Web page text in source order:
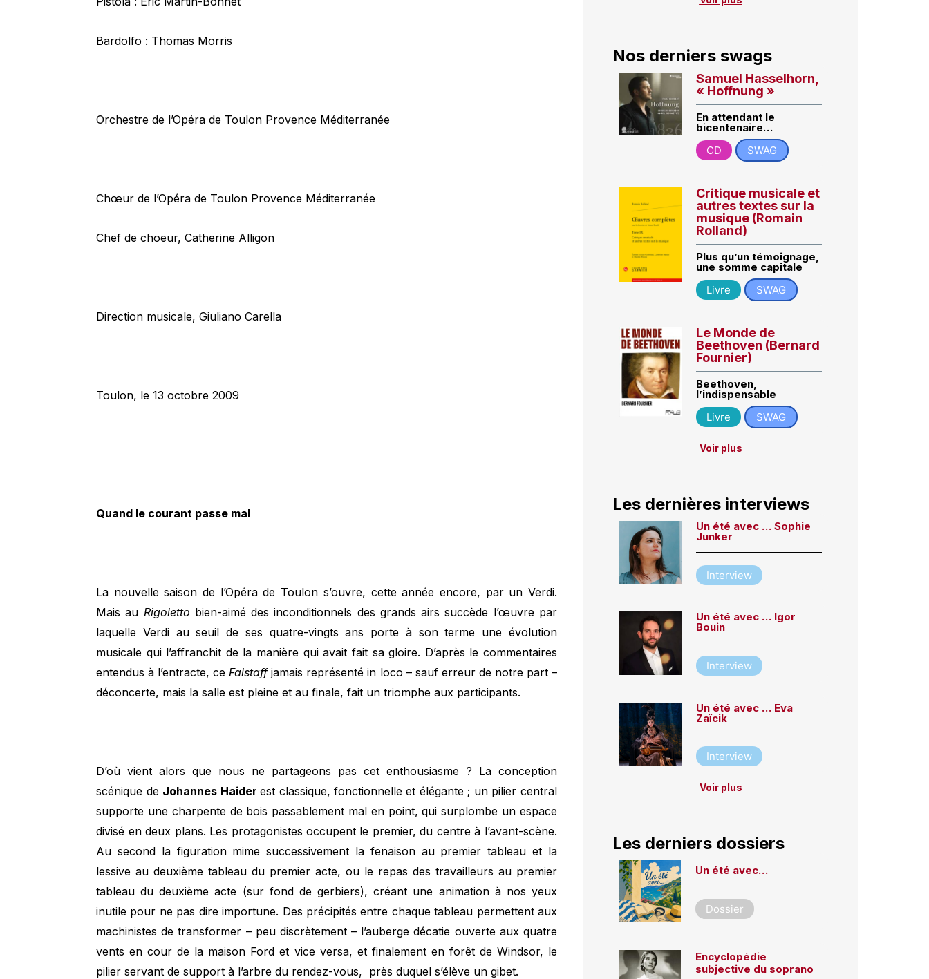
Bardolfo : Thomas Morris
Orchestre de l’Opéra de Toulon Provence Méditerranée
Chœur de l’Opéra de Toulon Provence Méditerranée
Chef de choeur, Catherine Alligon
Direction musicale, Giuliano Carella
Toulon, le 13 octobre 2009
Quand le courant passe mal
La nouvelle saison de l’Opéra de Toulon s’ouvre, cette année encore, par un Verdi.
Mais au Rigoletto bien-aimé des inconditionnels des grands airs succède l’œuvre par
laquelle Verdi au seuil de ses quatre-vingts ans porte à son terme une évolution
musicale qui l’affranchit de la manière qui avait fait sa gloire. D’après le commentaires
entendus à l’entracte, ceFalstaffjamais représenté in loco – sauf erreur de notre part –
déconcerte, mais la salle est pleine et au finale, fait un triomphe aux participants.
D’où vient alors que nous ne partageons pas cet enthousiasme ? La conception
scénique de Johannes Haiderest classique, fonctionnelle et élégante ; un pilier central
supporte une charpente de bois passablement mal en point, qui surplombe un espace
divisé en deux plans. Les protagonistes occupent le premier, du centre à l’avant-scène.
Au second la figuration mime successivement la fenaison au premier tableau et la
lessive au deuxième tableau du premier acte, ou le repas des travailleurs au premier
tableau du deuxième acte (sur fond de gerbiers), créant une animation à nos yeux
inutile pour ne pas dire importune. Des précipités entre chaque tableau permettent aux
machinistes de transformer – peu discrètement – l’auberge décatie ouverte aux quatre
vents en cour de la maison Ford et vice versa, et finalement en forêt de Windsor, le
pilier servant de support à l’arbre du rendez-vous, près duquel s’élève un gibet.
Nos derniers swags
Samuel Hasselhorn,
« Hoffnung »
En attendant le
bicentenaire…
CD
SWAG
Critique musicale et
autres textes sur la
musique (Romain
Rolland)
Plus qu’un témoignage,
une somme capitale
Livre
SWAG
Le Monde de
Beethoven (Bernard
Fournier)
Beethoven,
l’indispensable
Livre
SWAG
Voir plus
Les dernières interviews
Un été avec … Sophie
Junker
Interview
Un été avec … Igor
Bouin
Interview
Un été avec … Eva
Zaïcik
Interview
Voir plus
Les derniers dossiers
Un été avec…
Dossier
Encyclopédie
subjective du soprano